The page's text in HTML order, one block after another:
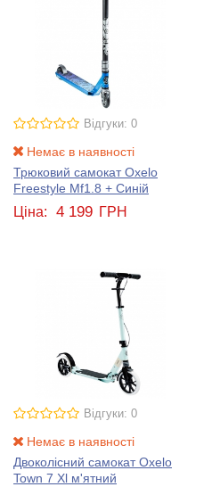
Відгуки: 0
Немає в наявності
Трюковий самокат Oxelo
Freestyle Mf1.8 + Синій
Ціна: 4 199 ГРН
Відгуки: 0
Немає в наявності
Двоколісний самокат Oxelo
Town 7 Xl м'ятний